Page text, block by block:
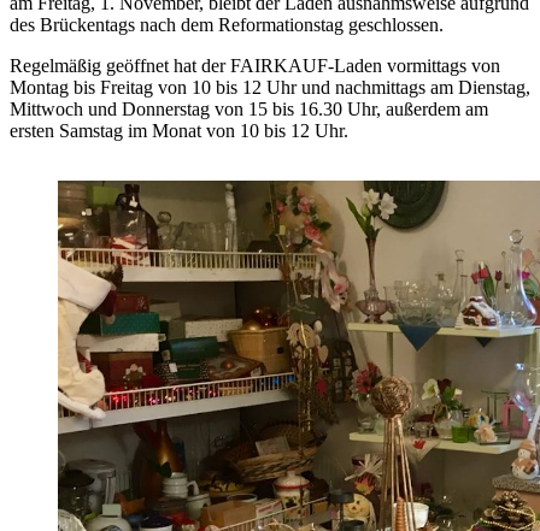
des Brückentags nach dem Reformationstag geschlossen.
Regelmäßig geöffnet hat der FAIRKAUF-Laden vormittags von
Montag bis Freitag von 10 bis 12 Uhr und nachmittags am Dienstag,
Mittwoch und Donnerstag von 15 bis 16.30 Uhr, außerdem am
ersten Samstag im Monat von 10 bis 12 Uhr.